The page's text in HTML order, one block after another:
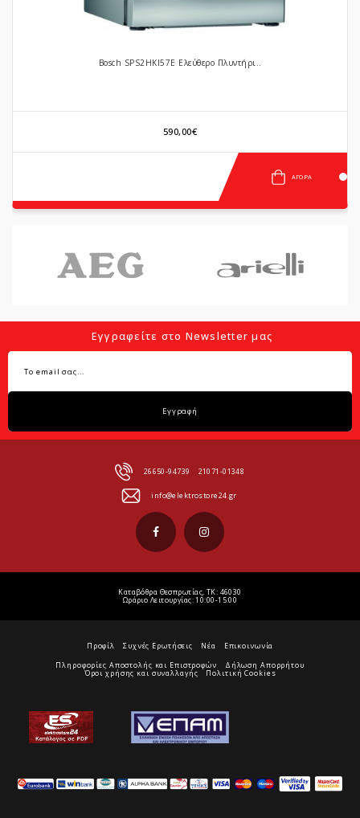
Bosch SPS2HKI57E Ελεύθερο Πλυντήρι..
590,00€
ΑΓΟΡΆ
Εγγραφείτε στο Newsletter μας
Εγγραφή
26650-94739 21071-01348
info@elektrostore24.gr
Καταβόθρα Θεσπρωτίας, ΤΚ: 46030
Ωράριο Λειτουργίας: 10:00-15:00
Προφίλ Συχνές Ερωτήσεις Νέα
Επικοινωνία
Πληροφορίες Αποστολής και Επιστροφών
Δήλωση Απορρήτου
Όροι χρήσης και συναλλαγής
Πολιτική Cookies